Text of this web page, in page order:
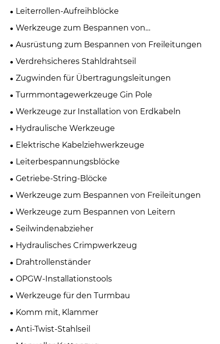
Leiterrollen-Aufreihblöcke
Werkzeuge zum Bespannen von
Übertragungsleitungen
Ausrüstung zum Bespannen von Freileitungen
Verdrehsicheres Stahldrahtseil
Zugwinden für Übertragungsleitungen
Turmmontagewerkzeuge Gin Pole
Werkzeuge zur Installation von Erdkabeln
Hydraulische Werkzeuge
Elektrische Kabelziehwerkzeuge
Leiterbespannungsblöcke
Getriebe-String-Blöcke
Werkzeuge zum Bespannen von Freileitungen
Werkzeuge zum Bespannen von Leitern
Seilwindenabzieher
Hydraulisches Crimpwerkzeug
Drahtrollenständer
OPGW-Installationstools
Werkzeuge für den Turmbau
Komm mit, Klammer
Anti-Twist-Stahlseil